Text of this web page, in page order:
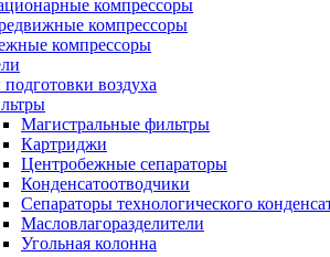
компрессоры
компрессоры
компрессоры
воздуха
Магистральные фильтры
Картриджи
Центробежные сепараторы
Конденсатоотводчики
Сепараторы технологического
Масловлагоразделители
Угольная колонна